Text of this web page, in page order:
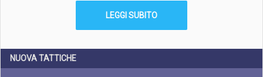
LEGGI SUBITO
NUOVA TATTICHE